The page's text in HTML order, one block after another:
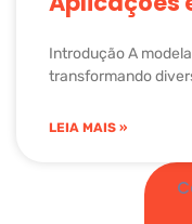
Introdução A
transformando
LEIA MAIS »